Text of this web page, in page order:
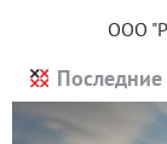
ООО
Последние